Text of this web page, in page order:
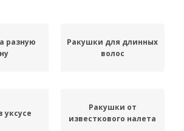
разную
Ракушки для длинных
волос
уксусе
Ракушки от
известкового налета